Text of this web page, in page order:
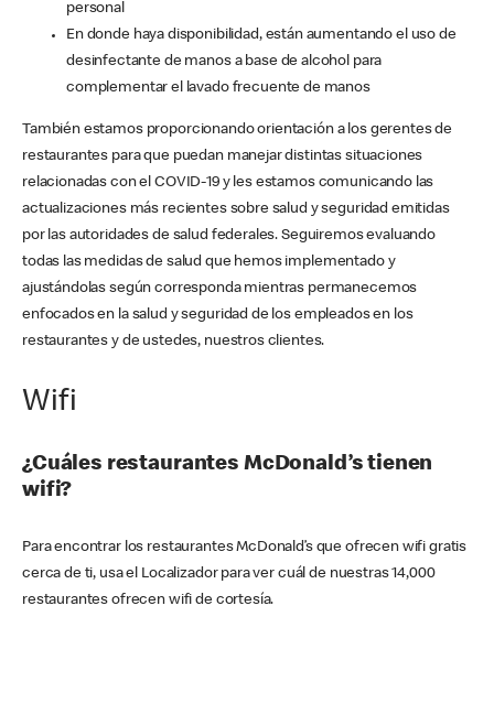
personal
En donde haya disponibilidad, están aumentando el uso de
desinfectante de manos a base de alcohol para
complementar el lavado frecuente de manos
También estamos proporcionando orientación a los gerentes de
restaurantes para que puedan manejar distintas situaciones
relacionadas con el COVID-19 y les estamos comunicando las
actualizaciones más recientes sobre salud y seguridad emitidas
por las autoridades de salud federales. Seguiremos evaluando
todas las medidas de salud que hemos implementado y
ajustándolas según corresponda mientras permanecemos
enfocados en la salud y seguridad de los empleados en los
restaurantes y de ustedes, nuestros clientes.
Wifi
¿Cuáles restaurantes McDonald’s tienen
wifi?
Para encontrar los restaurantes McDonald’s que ofrecen wifi gratis
cerca de ti, usa el Localizador para ver cuál de nuestras 14,000
restaurantes ofrecen wifi de cortesía.